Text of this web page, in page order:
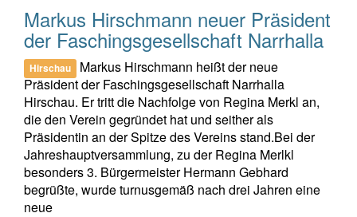
Markus Hirschmann neuer Präsident
der Faschingsgesellschaft Narrhalla
Hirschau
Markus Hirschmann heißt der neue
Präsident der Faschingsgesellschaft Narrhalla
Hirschau. Er tritt die Nachfolge von Regina Merkl an,
die den Verein gegründet hat und seither als
Präsidentin an der Spitze des Vereins stand.Bei der
Jahreshauptversammlung, zu der Regina Merlkl
besonders 3. Bürgermeister Hermann Gebhard
begrüßte, wurde turnusgemäß nach drei Jahren eine
neue